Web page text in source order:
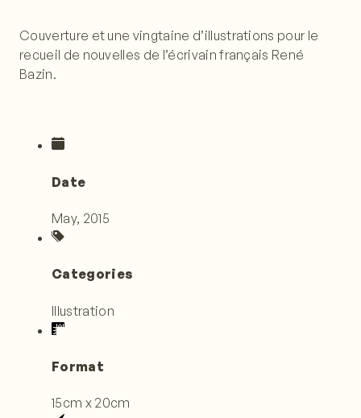
Couverture et une vingtaine d’illustrations pour le
recueil de nouvelles de l’écrivain français René
Bazin.
Date
May, 2015
Categories
Illustration
Format
15cm x 20cm